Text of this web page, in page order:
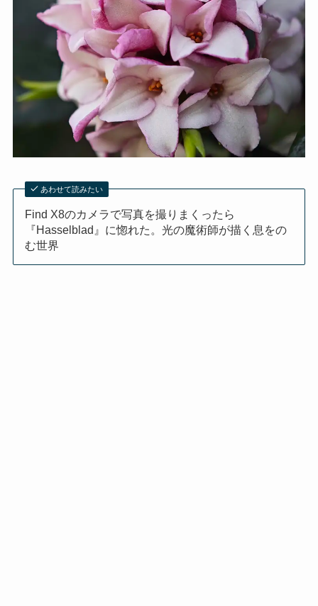
あわせて読みたい
Find X8のカメラで写真を撮りまくったら
『Hasselblad』に惚れた。光の魔術師が描く息をの
む世界